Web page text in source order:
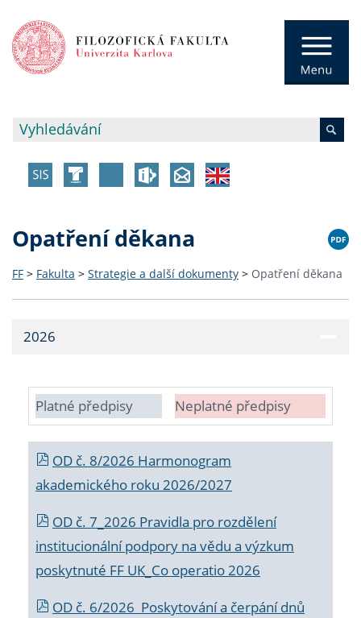
Opatření děkana
FF > Fakulta > Strategie a další dokumenty > Opatření děkana
2026
Platné předpisy Neplatné předpisy
OD č. 8/2026 Harmonogram
akademického roku 2026/2027
OD č. 7_2026 Pravidla pro rozdělení
institucionální podpory na vědu a výzkum
poskytnuté FF UK_Co operatio 2026
OD č. 6/2026 Poskytování a čerpání dnů